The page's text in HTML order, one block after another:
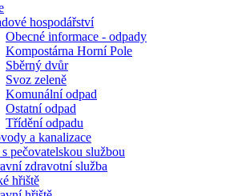
hospodářství
Obecné informace - odpady
Kompostárna Horní Pole
Sběrný dvůr
Svoz zeleně
Komunální odpad
Ostatní odpad
Třídění odpadu
a kanalizace
pečovatelskou službou
zdravotní služba
hřiště